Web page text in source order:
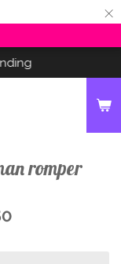
×
romper